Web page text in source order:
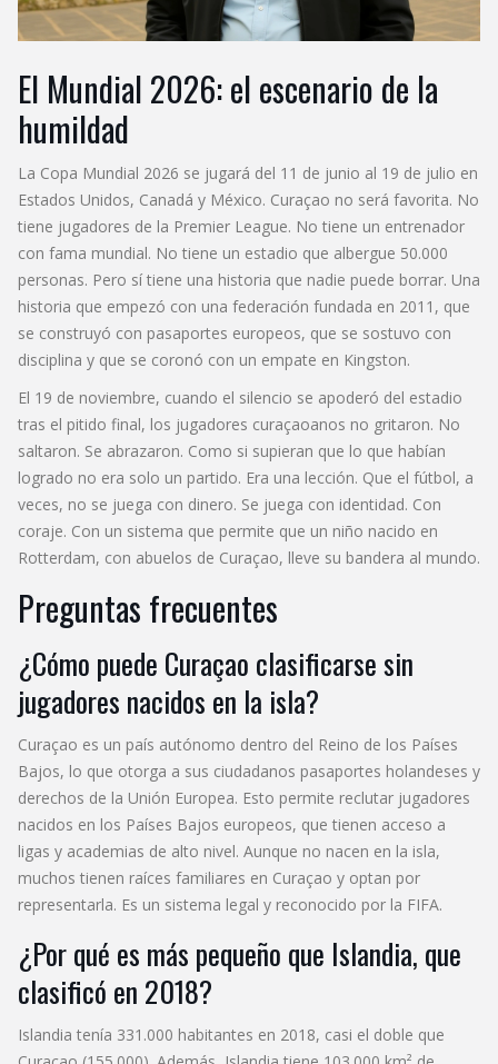
El Mundial 2026: el escenario de la
humildad
La Copa Mundial 2026 se jugará del 11 de junio al 19 de julio en
Estados Unidos, Canadá y México. Curaçao no será favorita. No
tiene jugadores de la Premier League. No tiene un entrenador
con fama mundial. No tiene un estadio que albergue 50.000
personas. Pero sí tiene una historia que nadie puede borrar. Una
historia que empezó con una federación fundada en 2011, que
se construyó con pasaportes europeos, que se sostuvo con
disciplina y que se coronó con un empate en Kingston.
El 19 de noviembre, cuando el silencio se apoderó del estadio
tras el pitido final, los jugadores curaçaoanos no gritaron. No
saltaron. Se abrazaron. Como si supieran que lo que habían
logrado no era solo un partido. Era una lección. Que el fútbol, a
veces, no se juega con dinero. Se juega con identidad. Con
coraje. Con un sistema que permite que un niño nacido en
Rotterdam, con abuelos de Curaçao, lleve su bandera al mundo.
Preguntas frecuentes
¿Cómo puede Curaçao clasificarse sin
jugadores nacidos en la isla?
Curaçao es un país autónomo dentro del Reino de los Países
Bajos, lo que otorga a sus ciudadanos pasaportes holandeses y
derechos de la Unión Europea. Esto permite reclutar jugadores
nacidos en los Países Bajos europeos, que tienen acceso a
ligas y academias de alto nivel. Aunque no nacen en la isla,
muchos tienen raíces familiares en Curaçao y optan por
representarla. Es un sistema legal y reconocido por la FIFA.
¿Por qué es más pequeño que Islandia, que
clasificó en 2018?
Islandia tenía 331.000 habitantes en 2018, casi el doble que